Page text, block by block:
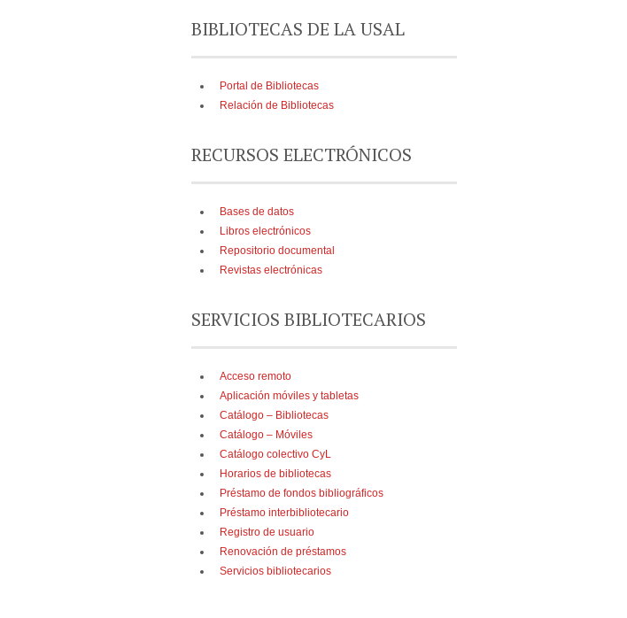
BIBLIOTECAS DE LA USAL
Portal de Bibliotecas
Relación de Bibliotecas
RECURSOS ELECTRÓNICOS
Bases de datos
Libros electrónicos
Repositorio documental
Revistas electrónicas
SERVICIOS BIBLIOTECARIOS
Acceso remoto
Aplicación móviles y tabletas
Catálogo – Bibliotecas
Catálogo – Móviles
Catálogo colectivo CyL
Horarios de bibliotecas
Préstamo de fondos bibliográficos
Préstamo interbibliotecario
Registro de usuario
Renovación de préstamos
Servicios bibliotecarios